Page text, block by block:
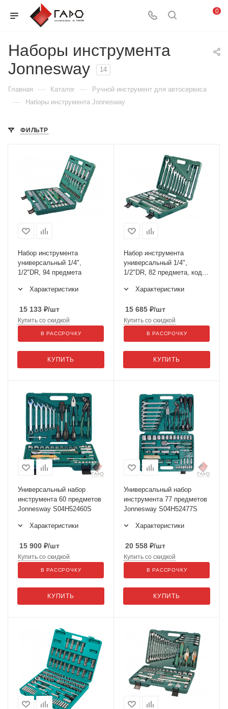
0
Наборы инструмента
Jonnesway
14
Главная — Каталог — Ручной инструмент для автосервиса
— Наборы инструмента Jonnesway
ФИЛЬТР
Набор инструмента
универсальный 1/4",
1/2"DR, 94 предмета
Характеристики
15 133 ₽/шт
КУПИТЬ
Купить со скидкой
В РАССРОЧКУ
Набор инструмента
универсальный 1/4",
1/2"DR, 82 предмета, код
S04H52482S
Характеристики
15 685 ₽/шт
КУПИТЬ
Купить со скидкой
В РАССРОЧКУ
Универсальный набор
инструмента 60 предметов
Jonnesway S04H52460S
Характеристики
15 900 ₽/шт
КУПИТЬ
Купить со скидкой
В РАССРОЧКУ
Универсальный набор
инструмента 77 предметов
Jonnesway S04H52477S
Характеристики
20 558 ₽/шт
КУПИТЬ
Купить со скидкой
В РАССРОЧКУ